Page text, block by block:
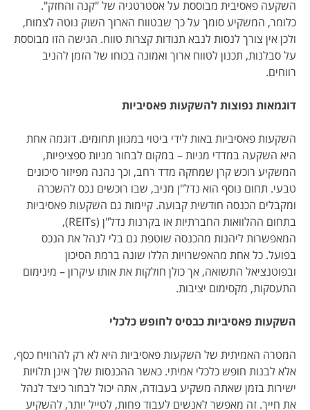
השקעה פאסיבית מבוססת על אסטרטגיה של "קנה והחזק".
כלומר, המשקיע סומך על כך שבטווח הארוך השוק נוטה לצמוח,
ולכן אין צורך לנסות לנבא תנודות קצרות טווח. הגישה הזו מבוססת
על סבלנות, תכנון לטווח ארוך ואמונה בכוחו של הזמן להניב
רווחים.
דוגמאות נפוצות להשקעות פאסיביות
השקעות פאסיביות באות לידי ביטוי במגוון תחומים. דוגמה אחת
היא השקעה במדדי מניות – במקום לבחור מניות ספציפיות,
המשקיע רוכש קרן שמחקה מדד רחב, וכך נהנה מפיזור סיכונים
טבעי. תחום נוסף הוא נדל"ן מניב, שבו רוכשים נכס להשכרה
ומקבלים הכנסה חודשית קבועה. קיימות גם השקעות פאסיביות
בתחום ההלוואות החברתיות או בקרנות נדל"ן (REITs),
המאפשרות ליהנות מהכנסה שוטפת גם בלי לנהל את הנכס
בפועל. כל אחת מהאפשרויות הללו שונה ברמת הסיכון
ובפוטנציאל התשואה, אך כולן חולקות את אותו עיקרון – מינימום
התעסקות, מקסימום יציבות.
השקעות פאסיביות כבסיס לחופש כלכלי
המטרה האמיתית של השקעות פאסיביות היא לא רק להרוויח כסף,
אלא לבנות חופש כלכלי אמיתי. כאשר ההכנסות שלך אינן תלויות
ישירות בזמן שאתה משקיע בעבודה, אתה יכול לבחור כיצד לנהל
את חייך. זה מאפשר לאנשים לעבוד פחות, לטייל יותר, להשקיע